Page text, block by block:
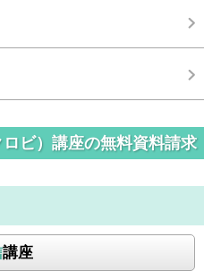
ビ）講座の無料資料請求
講座